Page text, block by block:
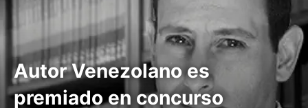
Autor Venezolano es
premiado en concurso